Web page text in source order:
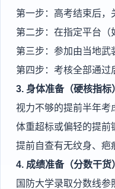
第一步：高考结束后
第二步：在指定平台
第三步：参加由当地
第四步：考核全部通
3. 身体准备（硬核指标
视力不够的提前半年考
体重超标或偏轻的提前
提前自查有无纹身、疤
4. 成绩准备（分数干货
国防大学录取分数线